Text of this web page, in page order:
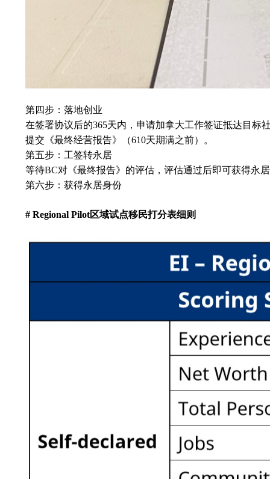
第四步：落地创业
在签署协议后的365天内，申请加拿大工作签证抵达目标
提交《最终经营报告》（610天期满之前）。
第五步：工签转永居
等待BC对《最终报告》的评估，评估通过后即可获得永
第六步：获得永居身份
# Regional Pilot区域试点移民打分表细则